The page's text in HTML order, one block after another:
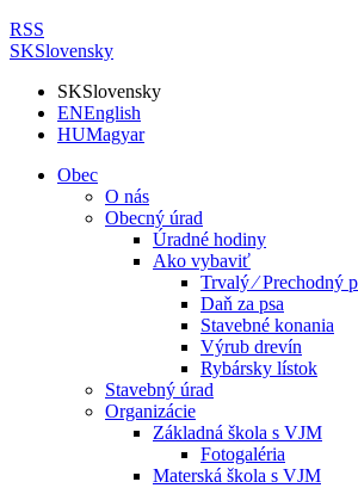
RSS
SKSlovensky
SKSlovensky
ENEnglish
HUMagyar
Obec
O nás
Obecný úrad
Úradné hodiny
Ako vybaviť
Trvalý ⁄ Prechodný
Daň za psa
Stavebné konania
Výrub drevín
Rybársky lístok
Stavebný úrad
Organizácie
Základná škola s VJM
Fotogaléria
Materská škola s VJM